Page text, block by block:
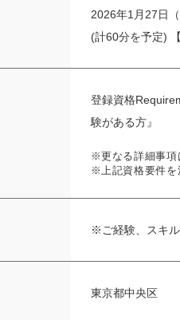
2026年1月27日
(計60分を予定)
登録資格
験がある方』
※更なる詳細事項
※上記資格要件を
※ご経験、スキ
東京都中央区